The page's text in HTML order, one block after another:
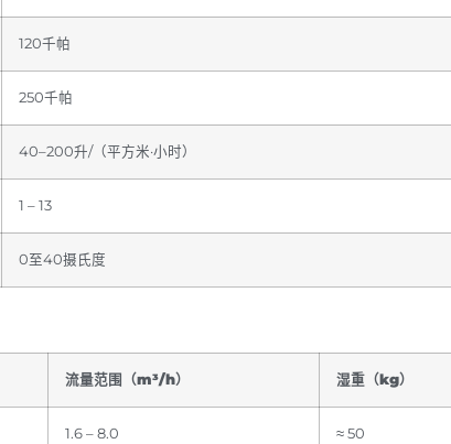
120千帕
250千帕
40–200升/（平方米·小时）
1 – 13
0至40摄氏度
流量范围（m³/h） 湿重（kg）
1.6 – 8.0 ≈ 50